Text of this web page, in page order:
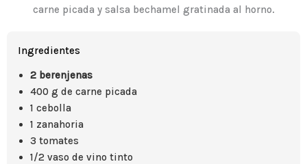
carne picada y salsa bechamel gratinada al horno.
Ingredientes
2 berenjenas
400 g de carne picada
1 cebolla
1 zanahoria
3 tomates
1/2 vaso de vino tinto